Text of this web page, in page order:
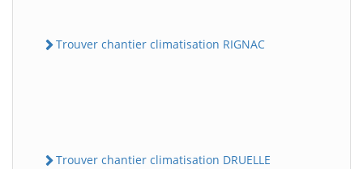
Trouver chantier climatisation RIGNAC
Trouver chantier climatisation DRUELLE